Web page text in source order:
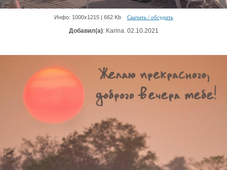
Инфо: 1000х1215 | 662 Kb Скачать / обсудить
Добавил(а): Karina. 02.10.2021